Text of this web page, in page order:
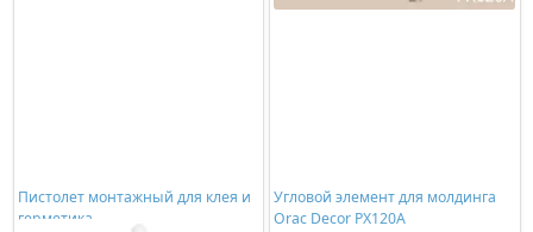
Пистолет монтажный для клея и
герметика
Угловой элемент для молдинга
Orac Decor PX120A